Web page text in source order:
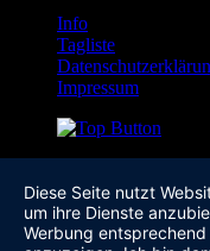
Info
Tagliste
Impressum
Diese Seite nutzt
um ihre Dienste
Werbung